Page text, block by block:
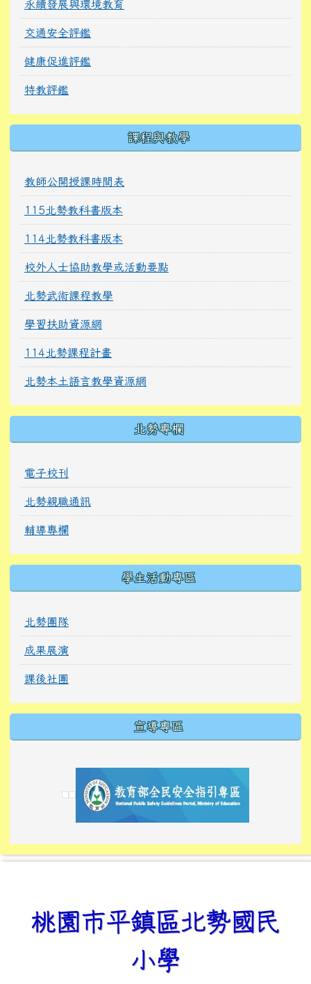
永續發展與環境教育
交通安全評鑑
健康促進評鑑
特教評鑑
課程與教學
教師公開授課時間表
115北勢教科書版本
114北勢教科書版本
校外人士協助教學或活動要點
北勢武術課程教學
學習扶助資源網
114北勢課程計畫
北勢本土語言教學資源網
北勢專欄
電子校刊
北勢親職通訊
輔導專欄
學生活動專區
北勢團隊
成果展演
課後社團
宣導專區
link to https://
link to https://10000.gov.tw/
link to https://
link to https://10000.gov.tw/
link to https://
link to https://
link to https://i.win.org.tw/
link to https://
link to https://
link to https://
link to https://
桃園市平鎮區北勢國民
小學